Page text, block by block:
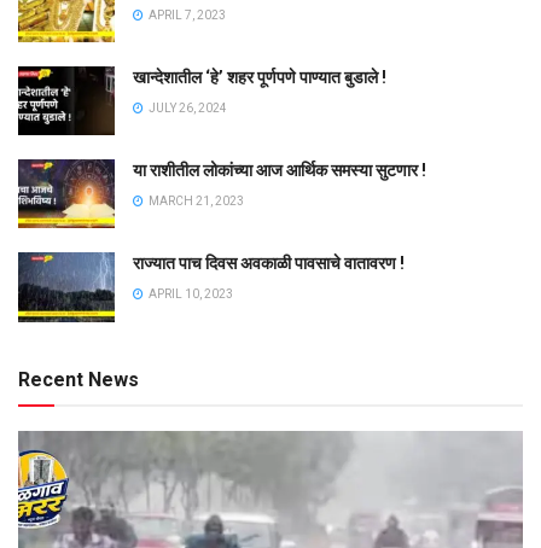
APRIL 7, 2023
खान्देशातील ‘हे’ शहर पूर्णपणे पाण्यात बुडाले !
JULY 26, 2024
या राशीतील लोकांच्या आज आर्थिक समस्या सुटणार !
MARCH 21, 2023
राज्यात पाच दिवस अवकाळी पावसाचे वातावरण !
APRIL 10, 2023
Recent News